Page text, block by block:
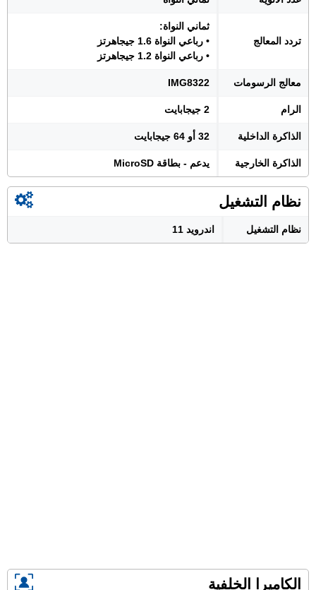
تردد المعالج
ثماني النواة:
• رباعي النواة 1.6 جيجاهرتز
• رباعي النواة 1.2 جيجاهرتز
معالج الرسومات IMG8322
الرام 2 جيجابايت
الذاكرة الداخلية 32 أو 64 جيجابايت
الذاكرة الخارجية يدعم - بطاقة MicroSD
نظام التشغيل
نظام التشغيل اندرويد 11
الكاميرا الخلفية